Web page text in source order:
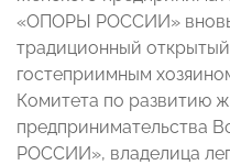
«ОПОРЫ РОССИИ» вновь
традиционный
гостеприимным
Комитета по развитию
предпринимательства
РОССИИ», владелица